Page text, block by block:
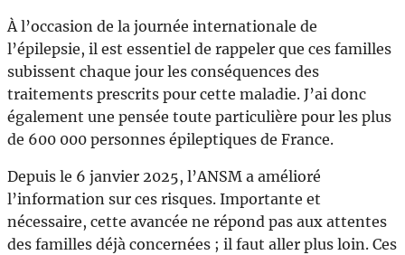
À l’occasion de la journée internationale de
l’épilepsie, il est essentiel de rappeler que ces familles
subissent chaque jour les conséquences des
traitements prescrits pour cette maladie. J’ai donc
également une pensée toute particulière pour les plus
de 600 000 personnes épileptiques de France.
Depuis le 6 janvier 2025, l’ANSM a amélioré
l’information sur ces risques. Importante et
nécessaire, cette avancée ne répond pas aux attentes
des familles déjà concernées ; il faut aller plus loin. Ces